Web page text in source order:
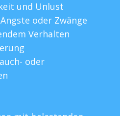
und Unlust
oder Zwänge
Verhalten
oder